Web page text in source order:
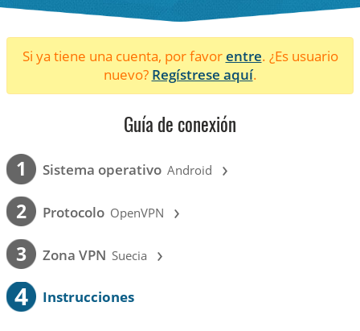
Si ya tiene una cuenta, por favorentre. ¿Es usuario
nuevo? Regístrese aquí.
Guía de conexión
1 Sistema operativo Android ›
2 Protocolo OpenVPN ›
3 Zona VPN Suecia ›
4 Instrucciones